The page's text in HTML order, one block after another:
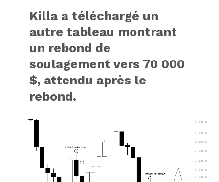
Killa a téléchargé un
autre tableau montrant
un rebond de
soulagement vers 70 000
$, attendu après le
rebond.